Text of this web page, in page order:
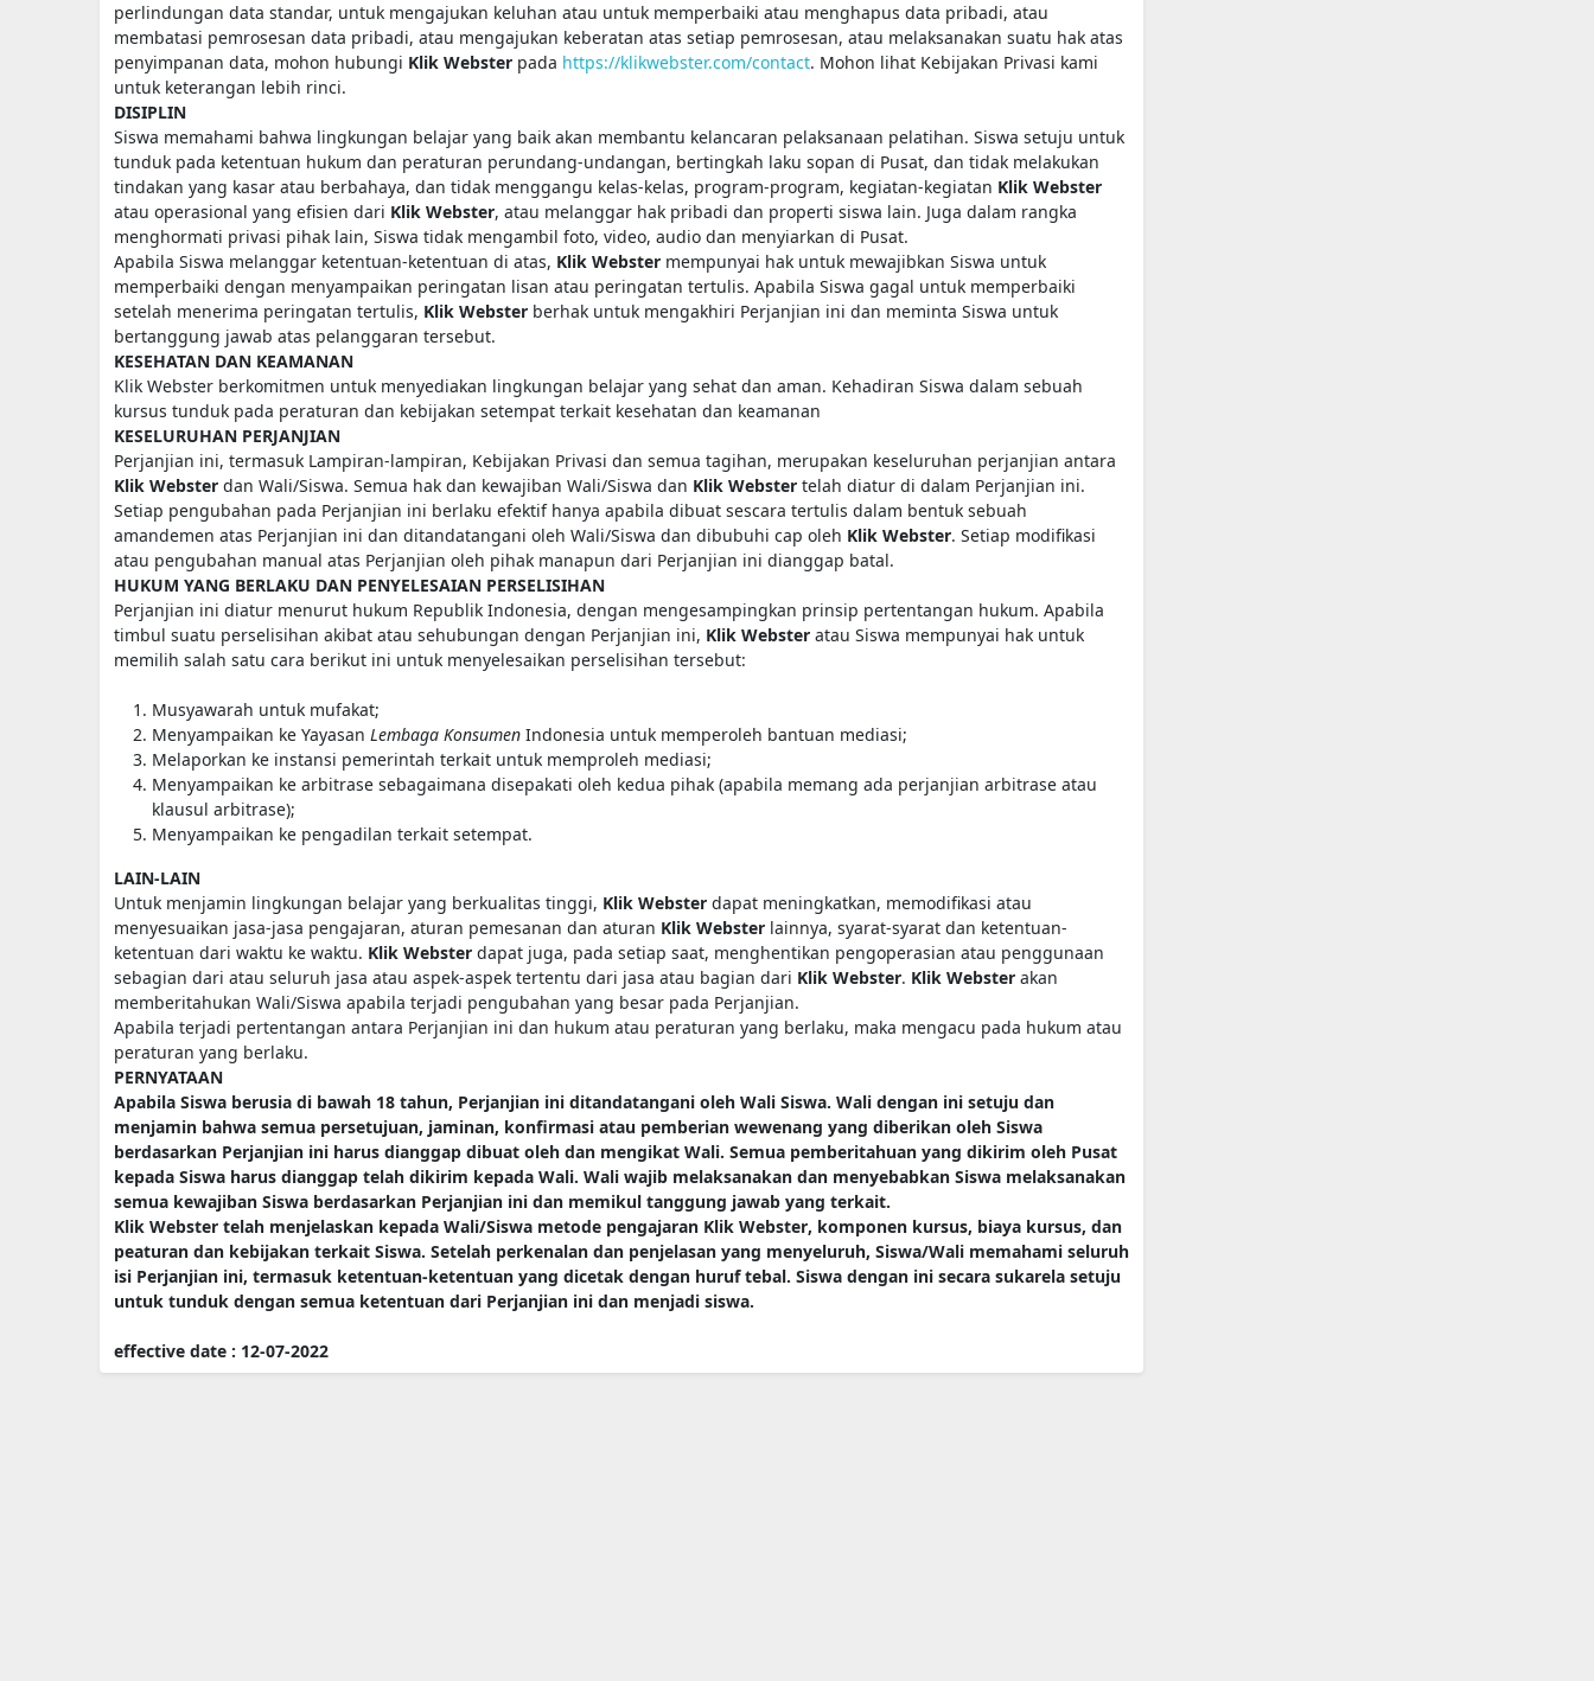
perlindungan data standar, untuk mengajukan keluhan atau untuk memperbaiki atau menghapus data pribadi, atau
membatasi pemrosesan data pribadi, atau mengajukan keberatan atas setiap pemrosesan, atau melaksanakan suatu hak atas
penyimpanan data, mohon hubungi Klik Webster pada https://klikwebster.com/contact. Mohon lihat Kebijakan Privasi kami
untuk keterangan lebih rinci.
DISIPLIN
Siswa memahami bahwa lingkungan belajar yang baik akan membantu kelancaran pelaksanaan pelatihan. Siswa setuju untuk
tunduk pada ketentuan hukum dan peraturan perundang-undangan, bertingkah laku sopan di Pusat, dan tidak melakukan
tindakan yang kasar atau berbahaya, dan tidak menggangu kelas-kelas, program-program, kegiatan-kegiatan Klik Webster
atau operasional yang efisien dari Klik Webster, atau melanggar hak pribadi dan properti siswa lain. Juga dalam rangka
menghormati privasi pihak lain, Siswa tidak mengambil foto, video, audio dan menyiarkan di Pusat.
Apabila Siswa melanggar ketentuan-ketentuan di atas, Klik Webster mempunyai hak untuk mewajibkan Siswa untuk
memperbaiki dengan menyampaikan peringatan lisan atau peringatan tertulis. Apabila Siswa gagal untuk memperbaiki
setelah menerima peringatan tertulis, Klik Webster berhak untuk mengakhiri Perjanjian ini dan meminta Siswa untuk
bertanggung jawab atas pelanggaran tersebut.
KESEHATAN DAN KEAMANAN
Klik Webster berkomitmen untuk menyediakan lingkungan belajar yang sehat dan aman. Kehadiran Siswa dalam sebuah
kursus tunduk pada peraturan dan kebijakan setempat terkait kesehatan dan keamanan
KESELURUHAN PERJANJIAN
Perjanjian ini, termasuk Lampiran-lampiran, Kebijakan Privasi dan semua tagihan, merupakan keseluruhan perjanjian antara
Klik Webster dan Wali/Siswa. Semua hak dan kewajiban Wali/Siswa dan Klik Webster telah diatur di dalam Perjanjian ini.
Setiap pengubahan pada Perjanjian ini berlaku efektif hanya apabila dibuat sescara tertulis dalam bentuk sebuah
amandemen atas Perjanjian ini dan ditandatangani oleh Wali/Siswa dan dibubuhi cap oleh Klik Webster. Setiap modifikasi
atau pengubahan manual atas Perjanjian oleh pihak manapun dari Perjanjian ini dianggap batal.
HUKUM YANG BERLAKU DAN PENYELESAIAN PERSELISIHAN
Perjanjian ini diatur menurut hukum Republik Indonesia, dengan mengesampingkan prinsip pertentangan hukum. Apabila
timbul suatu perselisihan akibat atau sehubungan dengan Perjanjian ini, Klik Webster atau Siswa mempunyai hak untuk
memilih salah satu cara berikut ini untuk menyelesaikan perselisihan tersebut:
Musyawarah untuk mufakat;
Menyampaikan ke Yayasan Lembaga Konsumen Indonesia untuk memperoleh bantuan mediasi;
Melaporkan ke instansi pemerintah terkait untuk memproleh mediasi;
Menyampaikan ke arbitrase sebagaimana disepakati oleh kedua pihak (apabila memang ada perjanjian arbitrase atau
klausul arbitrase);
Menyampaikan ke pengadilan terkait setempat.
LAIN-LAIN
Untuk menjamin lingkungan belajar yang berkualitas tinggi, Klik Webster dapat meningkatkan, memodifikasi atau
menyesuaikan jasa-jasa pengajaran, aturan pemesanan dan aturan Klik Webster lainnya, syarat-syarat dan ketentuan-
ketentuan dari waktu ke waktu. Klik Webster dapat juga, pada setiap saat, menghentikan pengoperasian atau penggunaan
sebagian dari atau seluruh jasa atau aspek-aspek tertentu dari jasa atau bagian dari Klik Webster. Klik Webster akan
memberitahukan Wali/Siswa apabila terjadi pengubahan yang besar pada Perjanjian.
Apabila terjadi pertentangan antara Perjanjian ini dan hukum atau peraturan yang berlaku, maka mengacu pada hukum atau
peraturan yang berlaku.
PERNYATAAN
Apabila Siswa berusia di bawah 18 tahun, Perjanjian ini ditandatangani oleh Wali Siswa. Wali dengan ini setuju dan
menjamin bahwa semua persetujuan, jaminan, konfirmasi atau pemberian wewenang yang diberikan oleh Siswa
berdasarkan Perjanjian ini harus dianggap dibuat oleh dan mengikat Wali. Semua pemberitahuan yang dikirim oleh Pusat
kepada Siswa harus dianggap telah dikirim kepada Wali. Wali wajib melaksanakan dan menyebabkan Siswa melaksanakan
semua kewajiban Siswa berdasarkan Perjanjian ini dan memikul tanggung jawab yang terkait.
Klik Webster telah menjelaskan kepada Wali/Siswa metode pengajaran Klik Webster, komponen kursus, biaya kursus, dan
peaturan dan kebijakan terkait Siswa. Setelah perkenalan dan penjelasan yang menyeluruh, Siswa/Wali memahami seluruh
isi Perjanjian ini, termasuk ketentuan-ketentuan yang dicetak dengan huruf tebal. Siswa dengan ini secara sukarela setuju
untuk tunduk dengan semua ketentuan dari Perjanjian ini dan menjadi siswa.
effective date : 12-07-2022